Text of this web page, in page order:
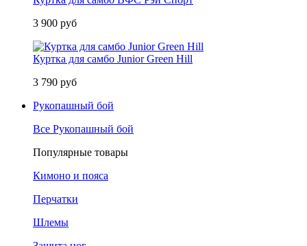
3 900 руб
Куртка для самбо Junior Green Hill
3 790 руб
Рукопашный бой
Все Рукопашный бой
Популярные товары
Кимоно и пояса
Перчатки
Шлемы